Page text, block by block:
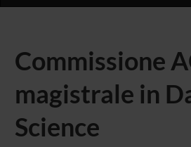
Commissione
magistrale in
Science